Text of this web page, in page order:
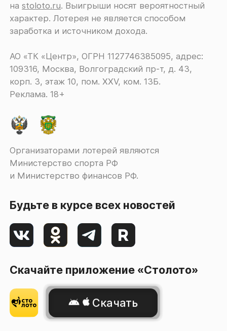
наstoloto.ru. Выигрыши носят вероятностный
характер. Лотерея не является способом
заработка и источником дохода.
АО «ТК «Центр», ОГРН 1127746385095, адрес:
109316, Москва, Волгоградский пр-т, д. 43,
корп. 3, этаж 10, пом. XXV, ком. 13Б.
Реклама. 18+
Организаторами лотерей являются
Министерство спорта РФ
и Министерство финансов РФ.
Будьте в курсе всех новостей
Скачайте приложение «Столото»
Скачать